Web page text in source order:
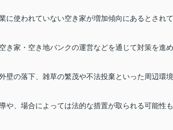
に使われていない空き家が増加傾向にあるとされて
き家・空き地バンクの運営などを通じて対策を進め
壁の落下、雑草の繁茂や不法投棄といった周辺環境
や、場合によっては法的な措置が取られる可能性も